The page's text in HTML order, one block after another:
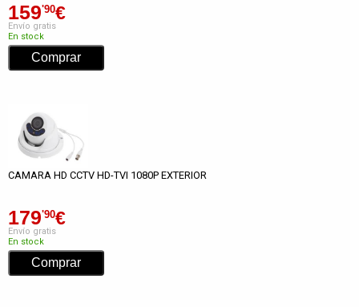
159'90€
Envío gratis
En stock
CAMARA HD CCTV HD-TVI 1080P EXTERIOR
179'90€
Envío gratis
En stock